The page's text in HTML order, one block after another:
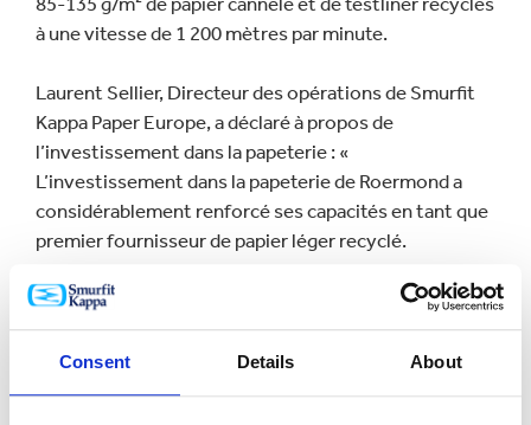
Consent Details About
à une vitesse de 1 200 mètres par minute.
Laurent Sellier, Directeur des opérations de Smurfit
Kappa Paper Europe, a déclaré à propos de
l’investissement dans la papeterie : «
L’investissement dans la papeterie de Roermond a
considérablement renforcé ses capacités en tant que
premier fournisseur de papier léger recyclé.
« La demande d’emballage à base de papier comme
alternative durable au plastique n’a cessé
d’augmenter. On en trouve aujourd’hui partout dans le
e-commerce et le commerce de détail.